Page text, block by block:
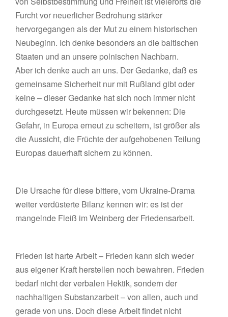
Furcht vor neuerlicher Bedrohung stärker
hervorgegangen als der Mut zu einem historischen
Neubeginn. Ich denke besonders an die baltischen
Staaten und an unsere polnischen Nachbarn.
Aber ich denke auch an uns. Der Gedanke, daß es
gemeinsame Sicherheit nur mit Rußland gibt oder
keine – dieser Gedanke hat sich noch immer nicht
durchgesetzt. Heute müssen wir bekennen: Die
Gefahr, in Europa erneut zu scheitern, ist größer als
die Aussicht, die Früchte der aufgehobenen Teilung
Europas dauerhaft sichern zu können.
Die Ursache für diese bittere, vom Ukraine-Drama
weiter verdüsterte Bilanz kennen wir: es ist der
mangelnde Fleiß im Weinberg der Friedensarbeit.
Frieden ist harte Arbeit – Frieden kann sich weder
aus eigener Kraft herstellen noch bewahren. Frieden
bedarf nicht der verbalen Hektik, sondern der
nachhaltigen Substanzarbeit – von allen, auch und
gerade von uns. Doch diese Arbeit findet nicht